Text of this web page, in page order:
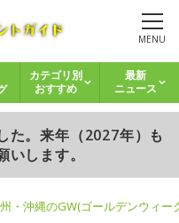
MENU
カテゴリ別
おすすめ
最新
ニュース
た。来年（2027年）も
します。
・沖縄のGW(ゴールデンウィ